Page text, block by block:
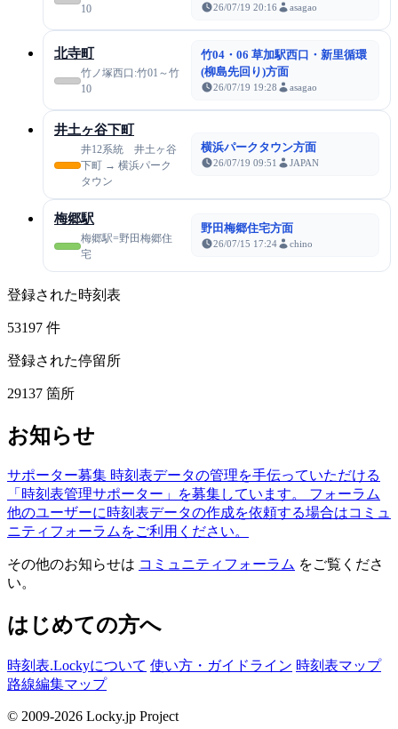
10
26/07/19 20:16 asagao
北寺町
竹ノ塚西口:竹01～竹
10
竹04・06 草加駅西口・新里循環
(柳島先回り)方面
26/07/19 19:28 asagao
井土ヶ谷下町
井12系統 井土ヶ谷
下町 → 横浜パーク
タウン
横浜パークタウン方面
26/07/19 09:51 JAPAN
梅郷駅
梅郷駅=野田梅郷住
宅
野田梅郷住宅方面
26/07/15 17:24 chino
登録された時刻表
53197 件
登録された停留所
29137 箇所
お知らせ
サポーター募集 時刻表データの管理を手伝っていただける
「時刻表管理サポーター」を募集しています。
フォーラム
他のユーザーに時刻表データの作成を依頼する場合はコミュ
ニティフォーラムをご利用ください。
その他のお知らせは コミュニティフォーラム をご覧くださ
い。
はじめての方へ
時刻表.Lockyについて 使い方・ガイドライン 時刻表マップ
路線編集マップ
© 2009-2026 Locky.jp Project